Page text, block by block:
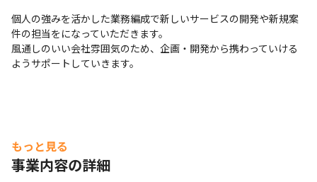
個人の強みを活かした業務編成で新しいサービスの開発や新規案
件の担当をになっていただきます。
風通しのいい会社雰囲気のため、企画・開発から携わっていける
ようサポートしていきます。
もっと見る
事業内容の詳細